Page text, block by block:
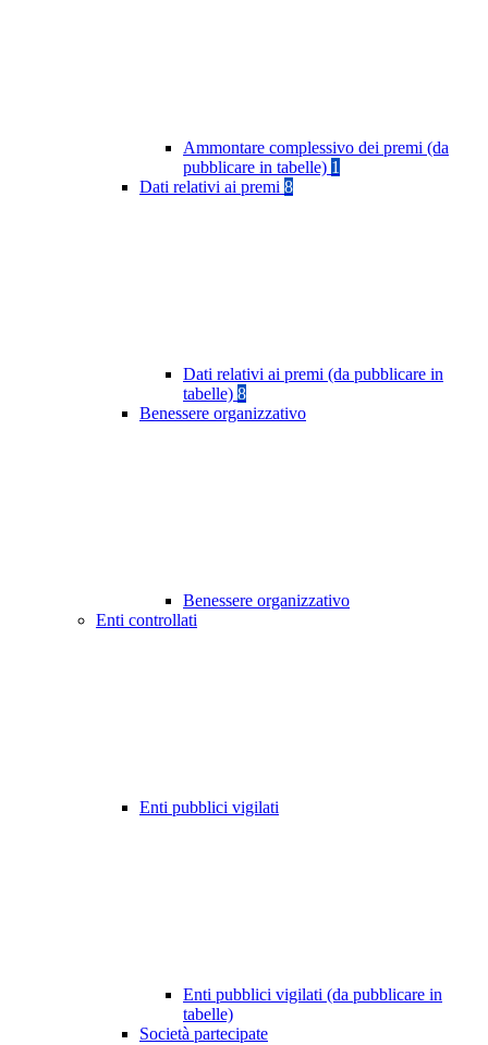
Ammontare complessivo dei premi (da
pubblicare in tabelle) 1
Dati relativi ai premi 8
Dati relativi ai premi (da pubblicare in
tabelle) 8
Benessere organizzativo
Benessere organizzativo
Enti controllati
Enti pubblici vigilati
Enti pubblici vigilati (da pubblicare in
tabelle)
Società partecipate